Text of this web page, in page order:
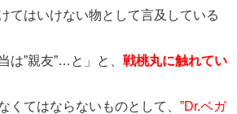
てはいけない物として言及している
”親友”…と」と、 戦桃丸に触れてい
くてはならないものとして、 ”Dr.ベガ